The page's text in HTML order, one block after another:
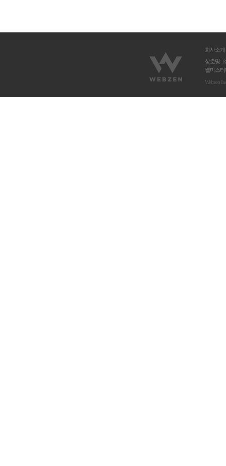
회사소개
상호명 :
웹마스
Webzen